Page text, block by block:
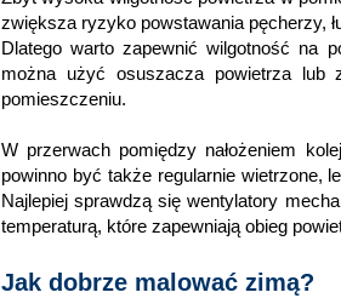
zwiększa ryzyko powstawania pęcherzy,
Dlatego warto zapewnić wilgotność na
można użyć osuszacza powietrza lub
pomieszczeniu.
W przerwach pomiędzy nałożeniem
powinno być także regularnie wietrzone,
Najlepiej sprawdzą się wentylatory
temperaturą, które zapewniają obieg
Jak dobrze malować zimą?